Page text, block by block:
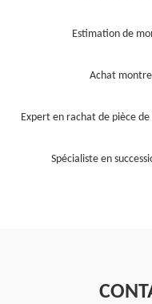
Estimation de
Achat
Expert en rachat de pièce
Spécialiste en